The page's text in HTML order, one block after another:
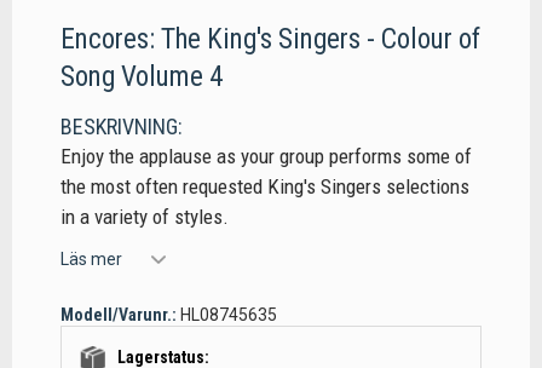
Encores: The King's Singers - Colour of
Song Volume 4
BESKRIVNING:
Enjoy the applause as your group performs some of
the most often requested King's Singers selections
in a variety of styles.
Läs mer
Modell/Varunr.: HL08745635
Lagerstatus: